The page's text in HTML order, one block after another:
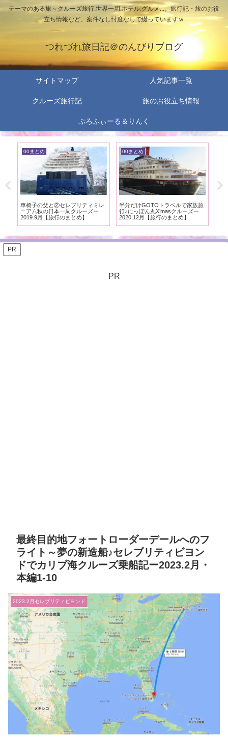
テーマのある旅～クルーズ旅行.世界一周.ホテル.グルメ...。旅行記・旅のお役
立ち情報など、案件なし忖度なしで綴っていますｗ
つれづれ旅日記＠のんびりブログ
サイトマップ 人気記事一覧
クルーズ旅行記 旅のお役立ち情報
ぷろふぃーる＆りんく
00まとめ
車椅子の父と②セレブリティミレ
ニアム秋の日本一周クルーズー
2019.9月【旅行のまとめ】
00まとめ
半分だけGOTOトラベルで家族旅
行♪にっぽん丸X’masクルーズー
2020.12月【旅行のまとめ】
PR
PR
最終目的地フォートローダーデールへのフ
ライト～夢の新造船♪セレブリティビヨン
ドでカリブ海クルーズ乗船記ー2023.2月・
本編1-10
2023.2月セレブリティビヨンド